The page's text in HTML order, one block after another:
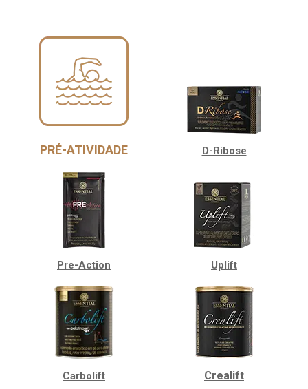
PRÉ-ATIVIDADE D-Ribose
Pre-Action Uplift
Carbolift Crealift